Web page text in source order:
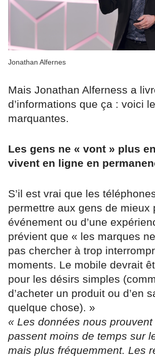
Jonathan Alfernes
Mais Jonathan Alferness a
d’informations que ça : voici
marquantes.
Les gens ne « vont » plus
vivent en ligne en
S’il est vrai que les
permettre aux gens de mieux
événement ou d’une
prévient que « les marques
pas chercher à trop
moments. Le mobile devrait
pour les désirs simples
d’acheter un produit ou d’en
quelque chose). »
« Les données nous
passent moins de temps sur
mais plus fréquemment. Les